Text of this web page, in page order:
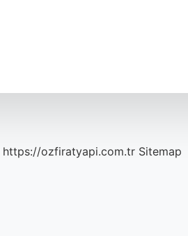
https://ozfiratyapi.com.tr Sitemap